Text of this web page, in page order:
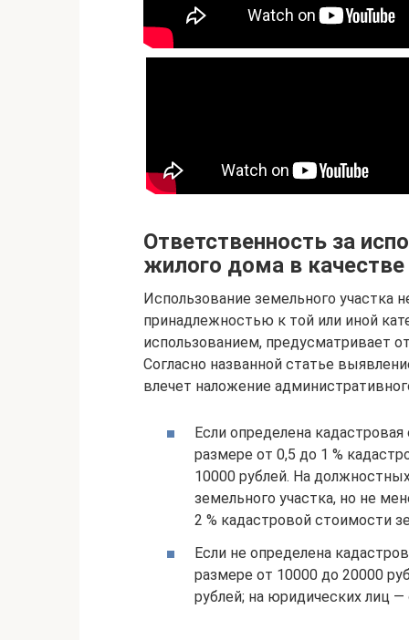
Ответственность за
жилого дома в
Использование земельного участка
принадлежностью к той или иной
использованием, предусматривает
Согласно названной статье
влечет наложение
Если определена
размере от 0,5 до 1 %
10000 рублей. На
земельного участка, но не
2 % кадастровой стоимости
Если не определена
размере от 10000 до 20000
рублей; на юридических лиц